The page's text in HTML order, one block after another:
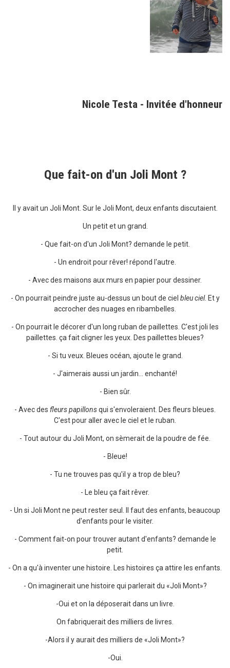
Nicole Testa - Invitée d'honneur
Que fait-on d'un Joli Mont ?
Il y avait un Joli Mont. Sur le Joli Mont, deux enfants discutaient.
Un petit et un grand.
- Que fait-on d'un Joli Mont? demande le petit.
- Un endroit pour rêver! répond l'autre.
- Avec des maisons aux murs en papier pour dessiner.
- On pourrait peindre juste au-dessus un bout de ciel bleu ciel. Et y
accrocher des nuages en ribambelles.
- On pourrait le décorer d'un long ruban de paillettes. C'est joli les
paillettes. ça fait cligner les yeux. Des paillettes bleues?
- Si tu veux. Bleues océan, ajoute le grand.
- J'aimerais aussi un jardin... enchanté!
- Bien sûr.
- Avec des fleurs papillonsqui s'envoleraient. Des fleurs bleues.
C'est pour aller avec le ciel et le ruban.
- Tout autour du Joli Mont, on sèmerait de la poudre de fée.
- Bleue!
- Tu ne trouves pas qu'il y a trop de bleu?
- Le bleu ça fait rêver.
- Un si Joli Mont ne peut rester seul. Il faut des enfants, beaucoup
d'enfants pour le visiter.
- Comment fait-on pour trouver autant d'enfants? demande le
petit.
- On a qu'à inventer une histoire. Les histoires ça attire les enfants.
- On imaginerait une histoire qui parlerait du «Joli Mont»?
-Oui et on la déposerait dans un livre.
On fabriquerait des milliers de livres.
-Alors il y aurait des milliers de «Joli Mont»?
-Oui.